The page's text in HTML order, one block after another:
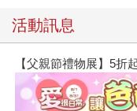
活動訊息
【父親節禮物展】5折